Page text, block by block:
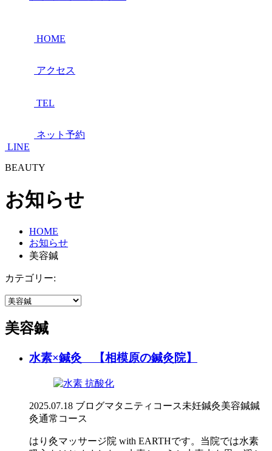
HOME
アクセス
TEL
ネット予約
LINE
BEAUTY
お知らせ
HOME
お知らせ
美容鍼
カテゴリー:
美容鍼
水素×鍼灸 【相模原の鍼灸院】
2025.07.18 ブログマタニティコース未妊鍼灸美容鍼鍼
灸通常コース
はり灸マッサージ院 with EARTHです。当院では水素